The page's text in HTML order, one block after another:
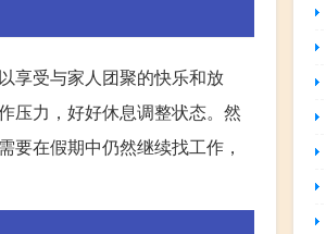
享受与家人团聚的快乐和放
压力，好好休息调整状态。然
在假期中仍然继续找工作，